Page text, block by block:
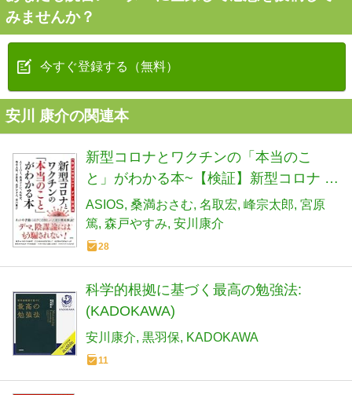
みませんか？
今すぐ登録する（無料）
安川 康介の関連本
新型コロナとワクチンの「本当のこ
と」がわかる本~【検証】新型コロナ デ
マ・陰謀論
ASIOS 桑満おさむ 名取宏 峰宗太郎 宮原
篤 森戸やすみ 安川康介
28
科学的根拠に基づく最高の勉強法:
(KADOKAWA)
安川康介 黒羽保 KADOKAWA
11